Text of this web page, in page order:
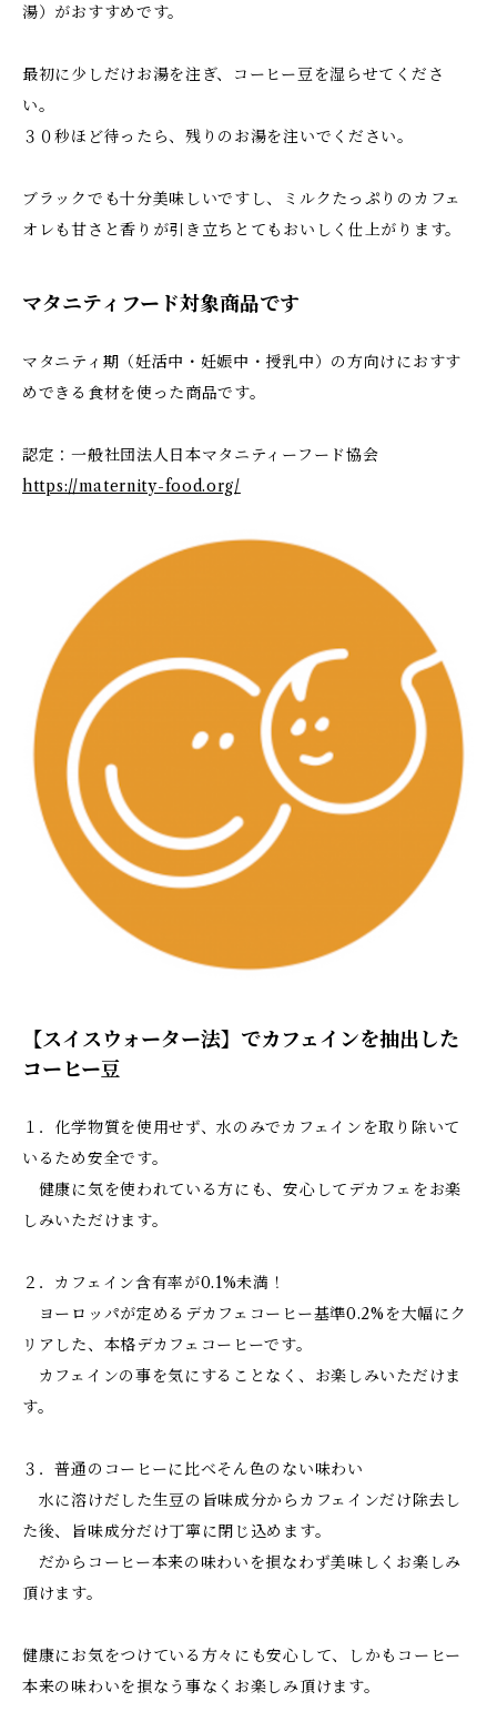
湯）がおすすめです。
最初に少しだけお湯を注ぎ、コーヒー豆を湿らせてくださ
い。
３０秒ほど待ったら、残りのお湯を注いでください。
ブラックでも十分美味しいですし、ミルクたっぷりのカフェ
オレも甘さと香りが引き立ちとてもおいしく仕上がります。
マタニティフード対象商品です
マタニティ期（妊活中・妊娠中・授乳中）の方向けにおすす
めできる食材を使った商品です。
認定：一般社団法人日本マタニティーフード協会
https://maternity-food.org/
【スイスウォーター法】でカフェインを抽出した
コーヒー豆
１．化学物質を使用せず、水のみでカフェインを取り除いて
いるため安全です。
健康に気を使われている方にも、安心してデカフェをお楽
しみいただけます。
２．カフェイン含有率が0.1%未満！
ヨーロッパが定めるデカフェコーヒー基準0.2%を大幅にク
リアした、本格デカフェコーヒーです。
カフェインの事を気にすることなく、お楽しみいただけま
す。
３．普通のコーヒーに比べそん色のない味わい
水に溶けだした生豆の旨味成分からカフェインだけ除去し
た後、旨味成分だけ丁寧に閉じ込めます。
だからコーヒー本来の味わいを損なわず美味しくお楽しみ
頂けます。
健康にお気をつけている方々にも安心して、しかもコーヒー
本来の味わいを損なう事なくお楽しみ頂けます。